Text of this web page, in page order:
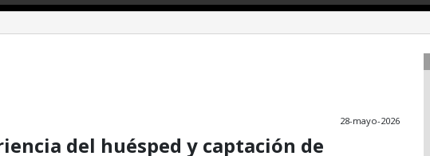
28-mayo-2026
del huésped y captación de